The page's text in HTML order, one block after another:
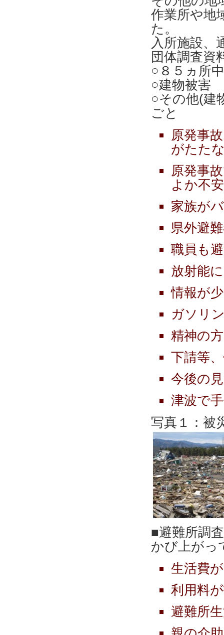
作業所や地
た。
入所施設、
団体調査資
○８５ヵ所
○建物被害
○その他(建
ごと
原発事
がたた
原発事
よか不安
家族が
県外避
職員も
放射能
情報が
ガソリ
精神の
下請等
今後の
津波で
写真１：被
■避難所調
かび上がっ
生活費
利用料
避難所